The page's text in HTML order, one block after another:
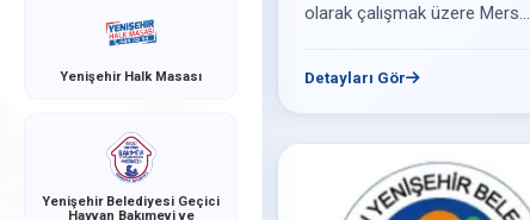
Yenişehir Halk Masası
Yenişehir Belediyesi Geçici
Hayvan Bakımevi ve
olarak çalışmak üzere Mers...
Detayları Gör